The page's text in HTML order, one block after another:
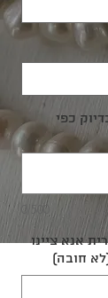
כפי
0/500
אנא ציינו
חובה)